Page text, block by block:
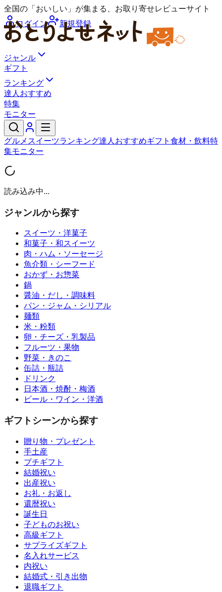
全国の「おいしい」が集まる、お取り寄せレビューサイト
ログイン
新規登録
ジャンル
ギフト
ランキング
達人おすすめ
特集
モニター
グルメ スイーツランキング達人おすすめギフト 食材・飲料特
集モニター
読み込み中...
ジャンルから探す
スイーツ・洋菓子
和菓子・和スイーツ
肉・ハム・ソーセージ
魚介類・シーフード
おかず・お惣菜
鍋
醤油・だし・調味料
パン・ジャム・シリアル
麺類
米・粉類
卵・チーズ・乳製品
フルーツ・果物
野菜・きのこ
缶詰・瓶詰
ドリンク
日本酒・焼酎・梅酒
ビール・ワイン・洋酒
ギフトシーンから探す
贈り物・プレゼント
手土産
プチギフト
結婚祝い
出産祝い
お礼・お返し
還暦祝い
誕生日
子どものお祝い
高級ギフト
サプライズギフト
名入れサービス
内祝い
結婚式・引き出物
退職ギフト